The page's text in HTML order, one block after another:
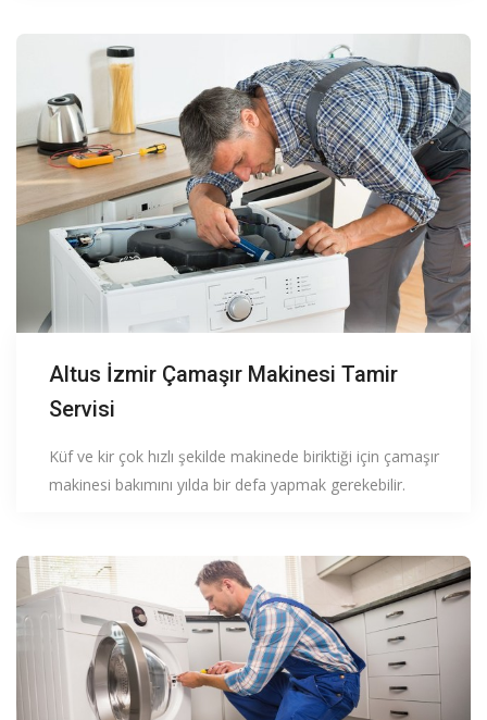
Altus İzmir Çamaşır Makinesi Tamir
Servisi
Küf ve kir çok hızlı şekilde makinede biriktiği için çamaşır
makinesi bakımını yılda bir defa yapmak gerekebilir.